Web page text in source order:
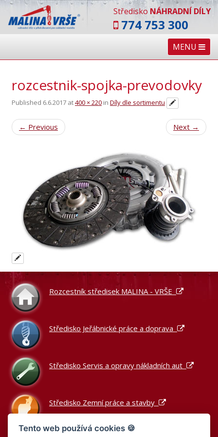
Středisko NÁHRADNÍ DÍLY
774 753 300
MENU
rozcestnik-spojka-prevodovky
Published 6.6.2017 at400 × 220 in Díly dle sortimentu
← Previous Next →
Rozcestník středisek MALINA - VRŠE
Středisko Jeřábnické práce a doprava
Středisko Servis a opravy nákladních aut
Středisko Zemní práce a stavby
Tento web používá cookies 🍪